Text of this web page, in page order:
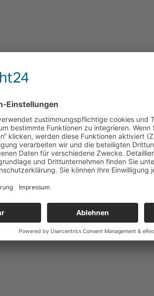
organisiert durften 25 Kinder
alle Hände voll zu tun, die Kinder
dem Einlaufen konnten wir vom
für einen schönen Spieltag. In der
konnten Fotos gemacht und Autogramme